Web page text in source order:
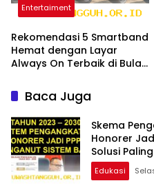
Entertaiment
Rekomendasi 5 Smartband
Hemat dengan Layar
Always On Terbaik di Bulan
Baca Juga
Skema
Honorer
Solusi
Edukasi